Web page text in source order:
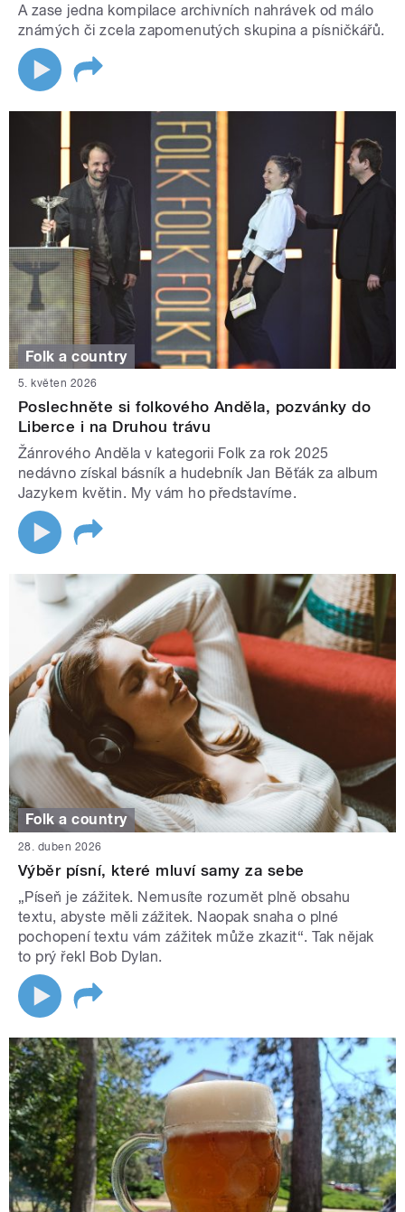
A zase jedna kompilace archivních nahrávek od málo
známých či zcela zapomenutých skupina a písničkářů.
Folk a country
5. květen 2026
Poslechněte si folkového Anděla, pozvánky do
Liberce i na Druhou trávu
Žánrového Anděla v kategorii Folk za rok 2025
nedávno získal básník a hudebník Jan Běťák za album
Jazykem květin. My vám ho představíme.
Folk a country
28. duben 2026
Výběr písní, které mluví samy za sebe
„Píseň je zážitek. Nemusíte rozumět plně obsahu
textu, abyste měli zážitek. Naopak snaha o plné
pochopení textu vám zážitek může zkazit“. Tak nějak
to prý řekl Bob Dylan.